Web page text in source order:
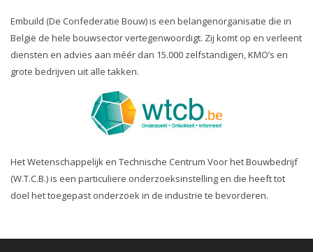
Embuild (De Confederatie Bouw) is een belangenorganisatie die in
België de hele bouwsector vertegenwoordigt. Zij komt op en verleent
diensten en advies aan méér dan 15.000 zelfstandigen, KMO’s en
grote bedrijven uit alle takken.
Het Wetenschappelijk en Technische Centrum Voor het Bouwbedrijf
(W.T.C.B.) is een particuliere onderzoeksinstelling en die heeft tot
doel het toegepast onderzoek in de industrie te bevorderen.